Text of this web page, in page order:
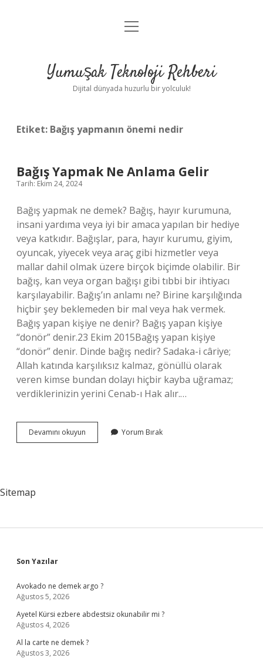
Anasayfa
Yasal Uyarı
menüyü
Yumuşak Teknoloji Rehberi
Dijital dünyada huzurlu bir yolculuk!
Etiket: Bağış yapmanın önemi nedir
Bağış Yapmak Ne Anlama Gelir
Tarih: Ekim 24, 2024
Bağış yapmak ne demek? Bağış, hayır kurumuna,
insani yardıma veya iyi bir amaca yapılan bir hediye
veya katkıdır. Bağışlar, para, hayır kurumu, giyim,
oyuncak, yiyecek veya araç gibi hizmetler veya
mallar dahil olmak üzere birçok biçimde olabilir. Bir
bağış, kan veya organ bağışı gibi tıbbi bir ihtiyacı
karşılayabilir. Bağış’ın anlamı ne? Birine karşılığında
hiçbir şey beklemeden bir mal veya hak vermek.
Bağış yapan kişiye ne denir? Bağış yapan kişiye
“donör” denir.23 Ekim 2015Bağış yapan kişiye
“donör” denir. Dinde bağış nedir? Sadaka-i câriye;
Allah katında karşılıksız kalmaz, gönüllü olarak
veren kimse bundan dolayı hiçbir kayba uğramaz;
verdiklerinizin yerini Cenab-ı Hak alır.…
Devamını okuyun
Yapmak
Yorum Bırak
Sitemap
Sidebar
Son Yazılar
Avokado ne demek argo ?
Ağustos 5, 2026
Ayetel Kürsi ezbere abdestsiz okunabilir mi ?
Ağustos 4, 2026
Al la carte ne demek ?
Ağustos 3, 2026